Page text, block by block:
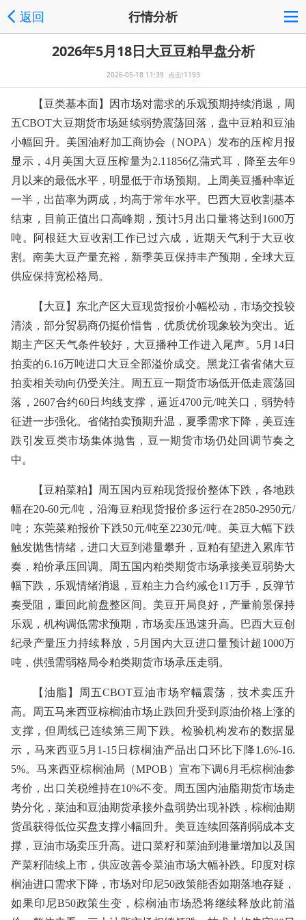
返回 行情分析
2026年5月18日大豆豆粕早盘分析
2026-05-18 11:39 点击:1193
【豆类基本面】因市场对需求的乐观预期持续消退，周
五CBOT大豆期货市场延续弱势震荡回落，盘中豆粕和豆油
小幅回升。美国油籽加工商协会（NOPA）发布的压榨月报
显示，4月美国大豆压榨量为2.11856亿蒲式耳，降至去年9
月以来的最低水平，明显低于市场预期。上周美豆播种率近
一半，出苗率为两成，均高于常年水平。巴西大豆收割基本
结束，目前正值出口高峰期，预计5月出口量将达到1600万
吨。阿根廷大豆收割工作已过六成，近期天气利于大豆收
割。南美大豆产量充裕，新季美豆保持丰产预期，全球大豆
供应保持宽松格局。
【大豆】东北产区大豆现货报价小幅松动，市场交投较
清淡，部分贸易商仍挺价惜售，优质优价现象较为突出。近
期主产区天气条件较好，大豆播种工作进入尾声。5月14日
拍卖的6.16万吨进口大豆全部溢价成交。黑龙江省省储大豆
拍卖相关动向仍受关注。周五豆一期货市场低开低走震荡回
落，2607合约60日均线支撑，逼近4700元/吨关口，弱势特
征进一步强化。省储拍卖预期升温，夏季需求下降，美豆连
跌引发豆类市场集体抛售，豆一期货市场仍处回调节奏之
中。
【豆粕菜粕】周五国内豆粕现货报价整体下跌，各地跌
幅在20-60元/吨，沿海豆粕现货报价多运行在2850-2950元/
吨；东莞菜粕报价下跌50元/吨至2230元/吨。美豆大幅下跌
触发抛售情绪，进口大豆到港量攀升，豆粕有望进入累库节
奏，粕价承压回调。周五国内粕类期货市场承接美豆弱势大
幅下跌，乐观情绪消退，豆粕主力合约减仓11万手，反弹节
奏受阻，重回此前盘整区间。美豆开局良好，产量前景保持
乐观，机构调低需求预期，市场卖压迅速升高。巴西大豆创
纪录产量压力持续释放，5月国内大豆进口量预计超1000万
吨，供强需弱格局令粕类期货市场承压走弱。
【油脂】周五CBOT豆油市场窄幅震荡，技术卖压升
高。周五马来西亚棕榈油市场止跌回升受到原油价格上涨的
支撑，但周线已连续第三周下跌。检验机构发布的数据显
示，马来西亚5月1-15日棕榈油产品出口环比下降1.6%-16.
5%。马来西亚棕榈油局（MPOB）宣布下调6月毛棕榈油参
考价，出口关税维持在10%不变。周五国内油脂期货市场走
势分化，菜油和豆油期货承接外盘弱势出现补跌，棕榈油期
货虽获得低位买盘支撑小幅回升。美豆连续回落削弱成本支
撑，豆油市场卖压升高。进口菜籽和菜油到港量增加以及国
产菜籽陆续上市，供应改善令菜油市场大幅补跌。印度对棕
榈油进口需求下降，市场对印尼50政策能否如期落地存疑，
如果印尼B50政策生变，棕榈油市场恐将继续释放此前溢